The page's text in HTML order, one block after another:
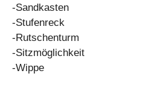
-Sandkasten
-Stufenreck
-Rutschenturm
-Sitzmöglichkeit
-Wippe